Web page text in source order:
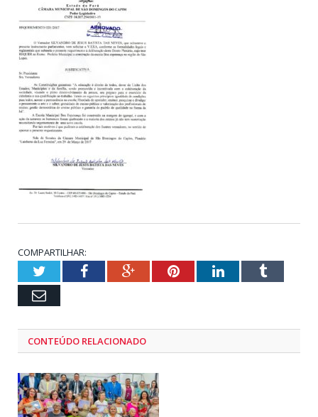
COMPARTILHAR:
TwitterFacebookGoogle+PinterestLinkedInTumblr
Email
CONTEÚDO RELACIONADO